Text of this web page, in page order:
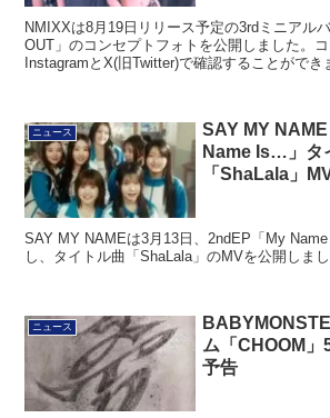
NMIXXは8月19日リリース予定の3rdミニアル
OUT」のコンセプトフォトを公開しました。
InstagramとX(旧Twitter)で確認することができ
ニュース
SAY MY
Name Is…」タ
「ShaLala」
SAY MY NAMEは3月13日、2ndEP「My
し、タイトル曲「ShaLala」のMVを公開しまし
ニュース
ム「CHOOM」
予告